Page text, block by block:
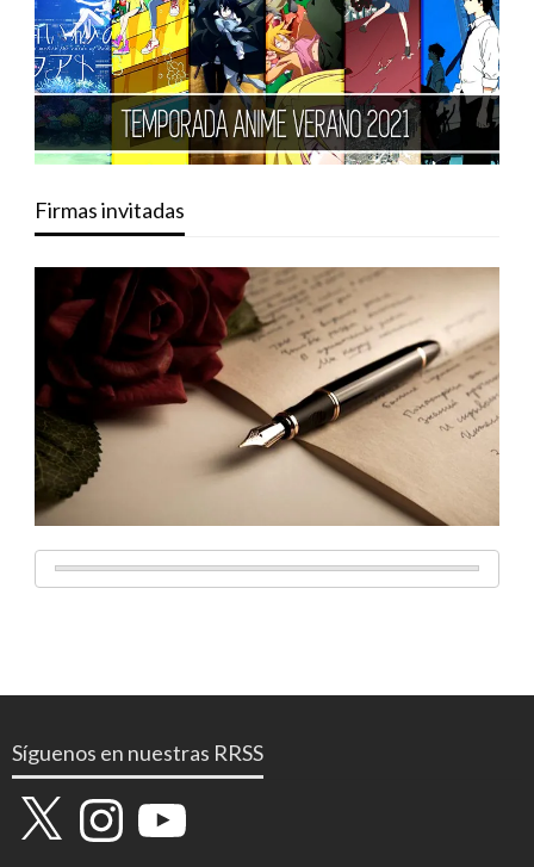
Firmas invitadas
Síguenos en nuestras RRSS
X InstagramYouTube